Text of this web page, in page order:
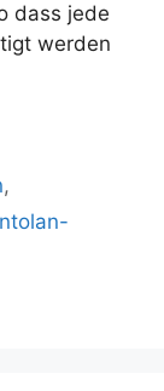
dass jede
werden
,